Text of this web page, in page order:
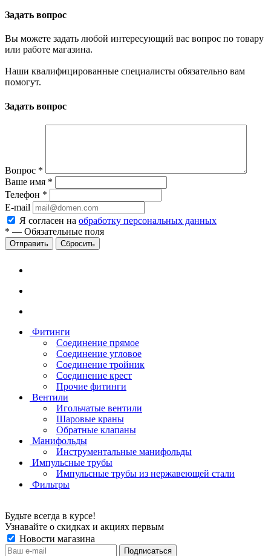
Задать вопрос
Вы можете задать любой интересующий вас вопрос по товару
или работе магазина.
Наши квалифицированные специалисты обязательно вам
помогут.
Задать вопрос
Вопрос *
Ваше имя *
Телефон *
E-mail
Я согласен на обработку персональных данных
* — Обязательные поля
Сбросить
Фитинги
Соединение прямое
Соединение угловое
Соединение тройник
Соединение крест
Прочие фитинги
Вентили
Игольчатые вентили
Шаровые краны
Обратные клапаны
Манифольды
Инструментальные манифольды
Импульсные трубы
Импульсные трубы из нержавеющей стали
Фильтры
Будьте всегда в курсе!
Узнавайте о скидках и акциях первым
Новости магазина